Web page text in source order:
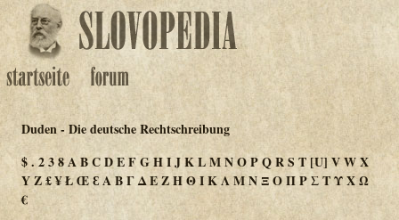
Duden - Die deutsche Rechtschreibung
$.238ABCDEFGHIJKLMNOPQRS T [U] VWX
YZ£¥ŁŒƐΑΒΓΔΕΖΗΘΙΚΛΜΝΞΟΠΡΣΤΥΧΩ
€